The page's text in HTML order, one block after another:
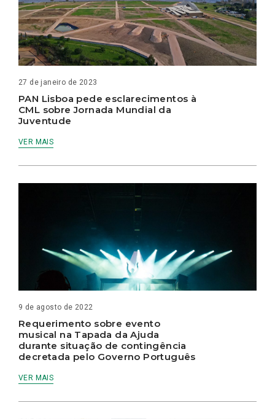
27 de janeiro de 2023
PAN Lisboa pede esclarecimentos à
CML sobre Jornada Mundial da
Juventude
VER MAIS
9 de agosto de 2022
Requerimento sobre evento
musical na Tapada da Ajuda
durante situação de contingência
decretada pelo Governo Português
VER MAIS